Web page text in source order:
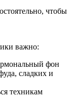
чтобы
важно:
фон
сладких и
техникам